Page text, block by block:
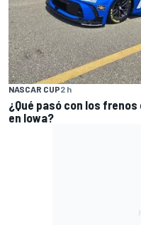
NASCAR CUP2 h
¿Qué pasó con los frenos
en Iowa?